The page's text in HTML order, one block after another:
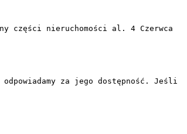
części nieruchomości al. 4 Czerwca
za jego dostępność. Jeśli